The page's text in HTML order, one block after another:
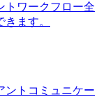
トワークフロー全
ます。
ントコミュニケー